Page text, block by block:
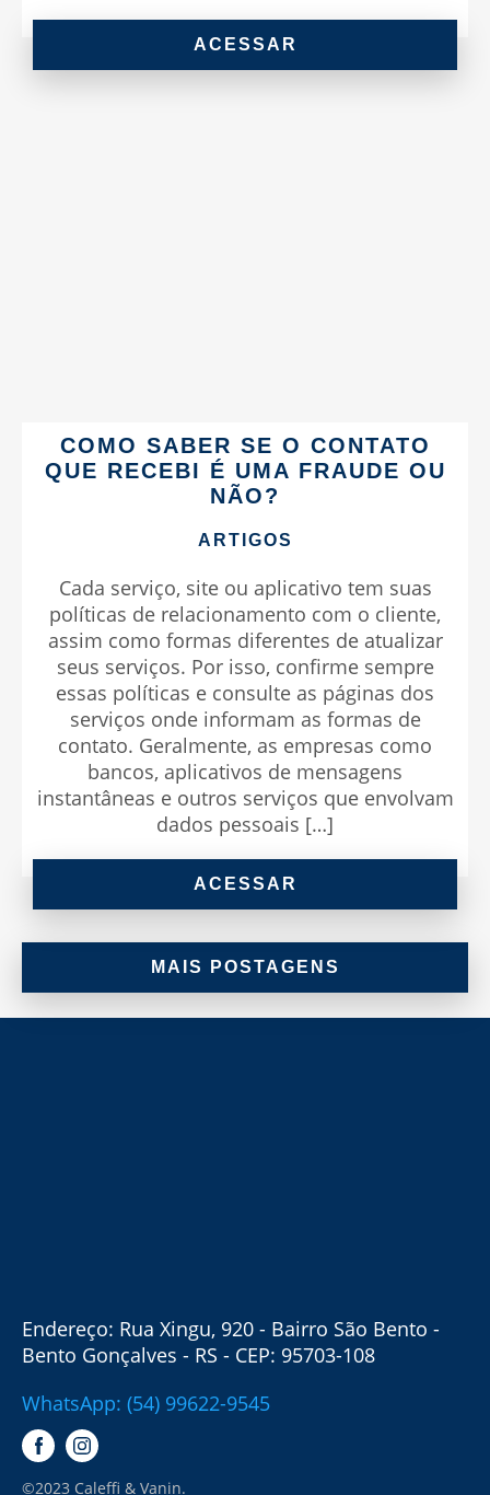
ACESSAR
COMO SABER SE O CONTATO
QUE RECEBI É UMA FRAUDE OU
NÃO?
ARTIGOS
Cada serviço, site ou aplicativo tem suas
políticas de relacionamento com o cliente,
assim como formas diferentes de atualizar
seus serviços. Por isso, confirme sempre
essas políticas e consulte as páginas dos
serviços onde informam as formas de
contato. Geralmente, as empresas como
bancos, aplicativos de mensagens
instantâneas e outros serviços que envolvam
dados pessoais […]
ACESSAR
MAIS POSTAGENS
Endereço: Rua Xingu, 920 - Bairro São Bento -
Bento Gonçalves - RS - CEP: 95703-108
WhatsApp: (54) 99622-9545
©2023 Caleffi & Vanin.